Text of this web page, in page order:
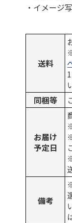
・イメージ
送料
同梱等
お届け
予定日
備考